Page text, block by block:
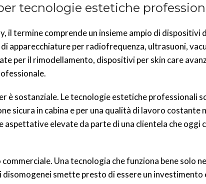
tecnologie estetiche
il termine comprende un insieme ampio di
apparecchiature per radiofrequenza, ultrasuoni,
per il rimodellamento, dispositivi per skin care
è sostanziale. Le tecnologie estetiche professionali
sicura in cabina e per una qualità di lavoro costante
aspettative elevate da parte di una clientela che
Una tecnologia che funziona bene solo
smette presto di essere un investimento